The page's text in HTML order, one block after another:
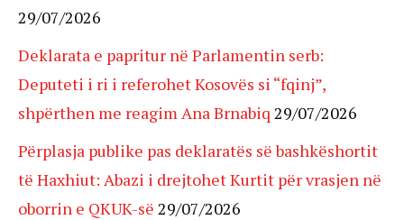
29/07/2026
Deklarata e papritur në Parlamentin serb:
Deputeti i ri i referohet Kosovës si “fqinj”,
shpërthen me reagim Ana Brnabiq 29/07/2026
Përplasja publike pas deklaratës së bashkëshortit
të Haxhiut: Abazi i drejtohet Kurtit për vrasjen në
oborrin e QKUK-së 29/07/2026